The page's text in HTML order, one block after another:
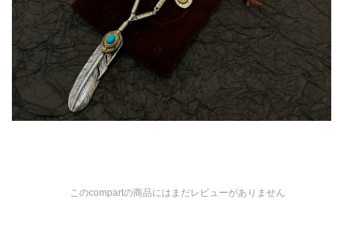
このcompartの商品にはまだレビューがありません